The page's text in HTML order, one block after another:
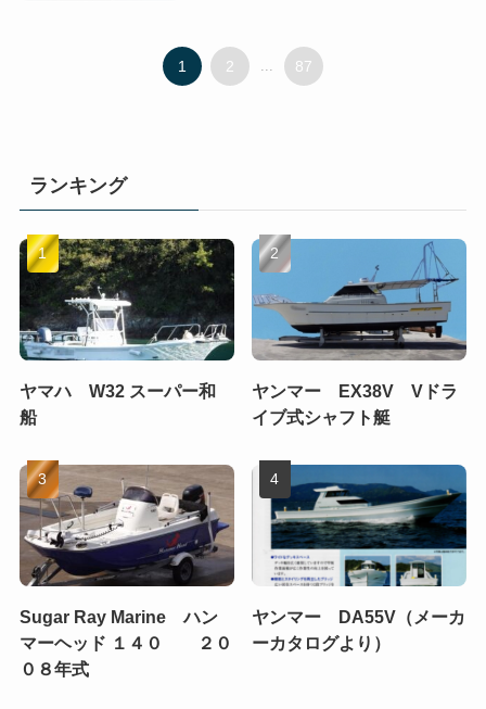
1 2 ... 87
ランキング
ヤマハ W32 スーパー和
船
ヤンマー EX38V Vドラ
イブ式シャフト艇
Sugar Ray Marine ハン
マーヘッド １４０ ２０
０８年式
ヤンマー DA55V（メーカ
ーカタログより）